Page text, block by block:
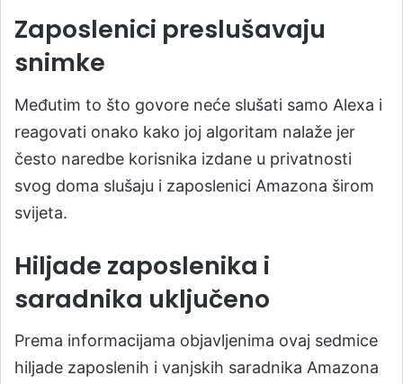
Zaposlenici preslušavaju
snimke
Međutim to što govore neće slušati samo Alexa i
reagovati onako kako joj algoritam nalaže jer
često naredbe korisnika izdane u privatnosti
svog doma slušaju i zaposlenici Amazona širom
svijeta.
Hiljade zaposlenika i
saradnika uključeno
Prema informacijama objavljenima ovaj sedmice
hiljade zaposlenih i vanjskih saradnika Amazona